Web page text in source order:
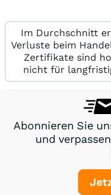
Im Durchschnitt
Verluste beim
Zertifikate sind
nicht für
Abonnieren Sie
und